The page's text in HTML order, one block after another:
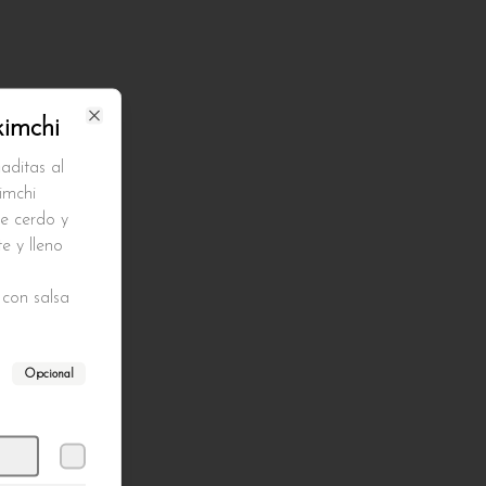
al
cerdo y
y lleno
salsa
Opcional